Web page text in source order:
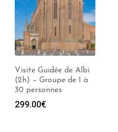
Visite Guidée de Albi
(2h) – Groupe de 1 à
30 personnes
299.00€